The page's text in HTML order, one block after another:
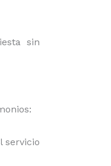
sin
servicio